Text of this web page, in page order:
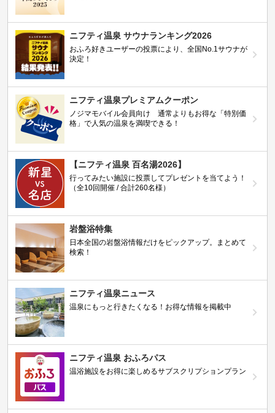
ニフティ温泉 サウナランキング2026
おふろ好きユーザーの投票により、全国No.1サウナが
決定！
ニフティ温泉プレミアムクーポン
ノジマモバイル会員向け 通常よりもお得な「特別価
格」で人気の温泉を満喫できる！
【ニフティ温泉 百名湯2026】
行ってみたい施設に投票してプレゼントを当てよう！
（全10回開催 / 合計260名様）
岩盤浴特集
日本全国の岩盤浴情報だけをピックアップ。まとめて
検索！
ニフティ温泉ニュース
温泉にもっと行きたくなる！お得な情報を掲載中
ニフティ温泉 おふろパス
温浴施設をお得に楽しめるサブスクリプションプラン